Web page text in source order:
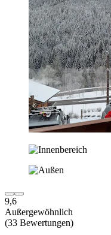
9,6
Außergewöhnlich
(33 Bewertungen)